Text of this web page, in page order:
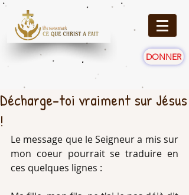
DONNER
Décharge-toi vraiment sur Jésus
!
Le message que le Seigneur a mis sur
mon coeur pourrait se traduire en
ces quelques lignes :